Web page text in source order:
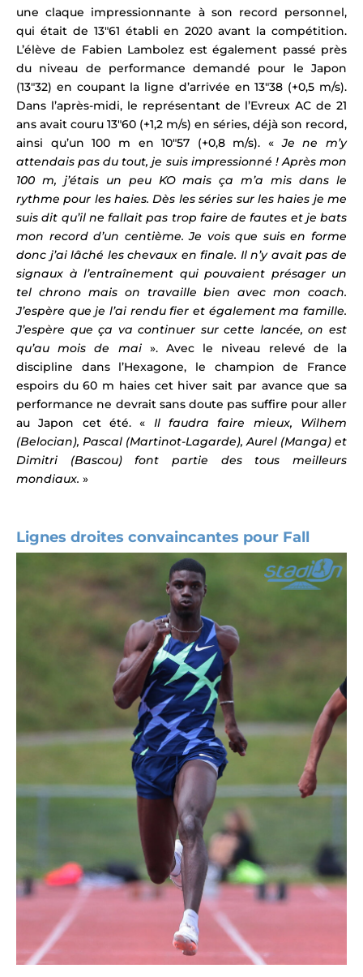
une claque impressionnante à son record personnel,
qui était de 13″61 établi en 2020 avant la compétition.
L’élève de Fabien Lambolez est également passé près
du niveau de performance demandé pour le Japon
(13″32) en coupant la ligne d’arrivée en 13″38 (+0,5 m/s).
Dans l’après-midi, le représentant de l’Evreux AC de 21
ans avait couru 13″60 (+1,2 m/s) en séries, déjà son record,
ainsi qu’un 100 m en 10″57 (+0,8 m/s). «Je ne m’y
attendais pas du tout, je suis impressionné ! Après mon
100 m, j’étais un peu KO mais ça m’a mis dans le
rythme pour les haies. Dès les séries sur les haies je me
suis dit qu’il ne fallait pas trop faire de fautes et je bats
mon record d’un centième. Je vois que suis en forme
donc j’ai lâché les chevaux en finale. Il n’y avait pas de
signaux à l’entraînement qui pouvaient présager un
tel chrono mais on travaille bien avec mon coach.
J’espère que je l’ai rendu fier et également ma famille.
J’espère que ça va continuer sur cette lancée, on est
qu’au mois de mai ».Avec le niveau relevé de la
discipline dans l’Hexagone, le champion de France
espoirs du 60 m haies cet hiver sait par avance que sa
performance ne devrait sans doute pas suffire pour aller
au Japon cet été. « Il faudra faire mieux, Wilhem
(Belocian), Pascal (Martinot-Lagarde), Aurel (Manga) et
Dimitri (Bascou) font partie des tous meilleurs
mondiaux. »
Lignes droites convaincantes pour Fall